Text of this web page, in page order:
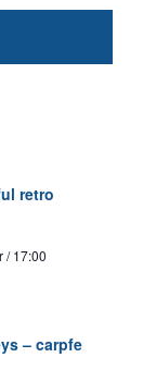
retro
/ 17:00
– carpfe